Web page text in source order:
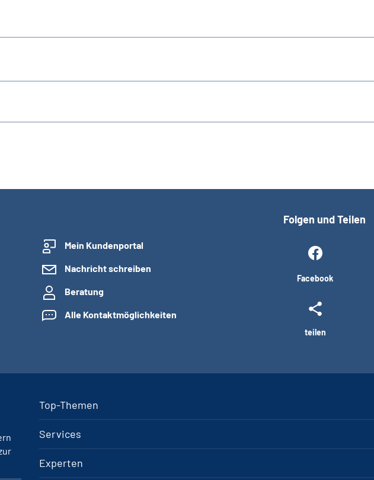
Mein Kundenportal
Nachricht schreiben
Beratung
Alle Kontaktmöglichkeiten
Folgen und Teilen
Facebook
teilen
Top-Themen
Services
Experten